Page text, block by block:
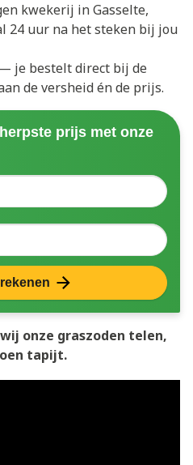
kwekerij in Gasselte,
24 uur na het steken bij jou
je bestelt direct bij de
de versheid én de prijs.
prijs met onze
onze graszoden telen,
tapijt.